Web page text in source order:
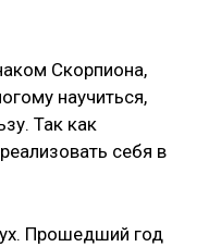
Скорпиона,
научиться,
Так как
себя в
Прошедший год